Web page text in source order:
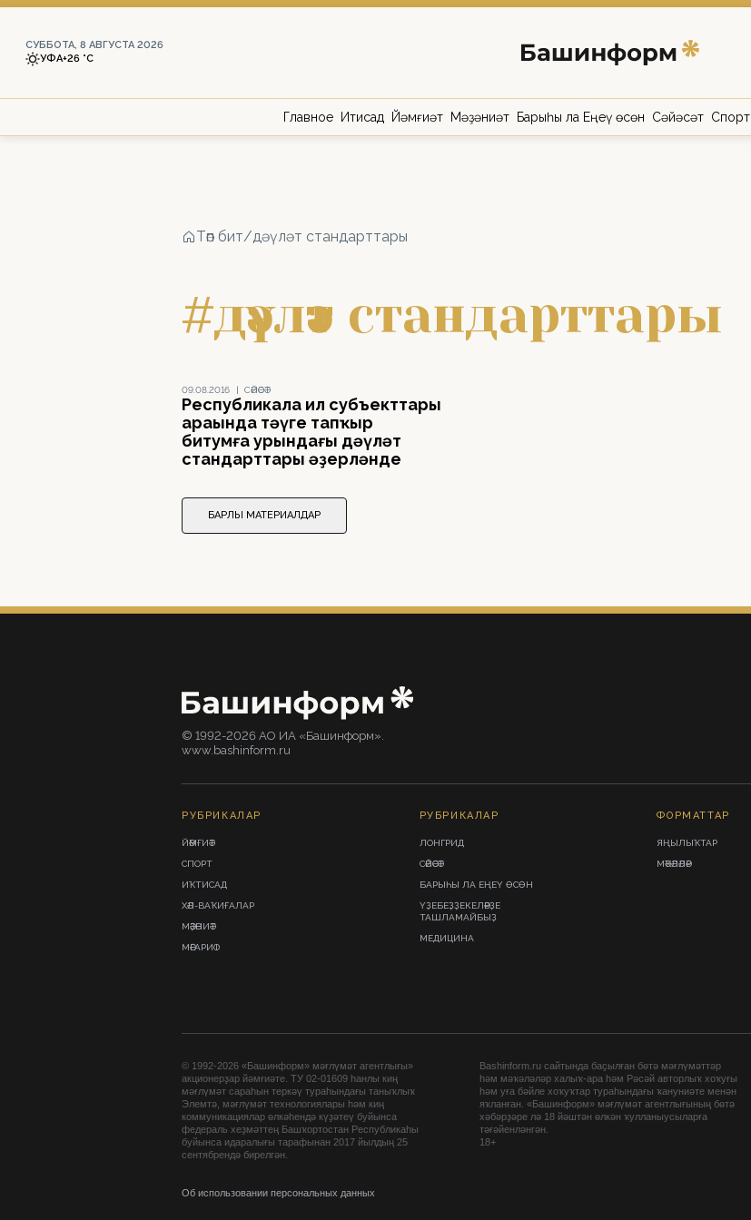
СУББОТА, 8 АВГУСТА 2026
УФА+26 °С
Главное Иҡтисад Йәмғиәт Мәҙәниәт Барыһы ла Еңеү өсөн Сәйәсәт Спорт
Төп бит/дәүләт стандарттары
#дәүләт стандарттары
09.08.2016 | СӘЙӘСӘТ
Республикала ил субъекттары
араһында тәүге тапҡыр
битумға урындағы дәүләт
стандарттары әҙерләнде
БАРЛЫҠ МАТЕРИАЛДАР
© 1992-2026 АО ИА «Башинформ».
www.bashinform.ru
РУБРИКАЛАР
ЙӘМҒИӘТ
СПОРТ
ИҠТИСАД
ХӘЛ-ВАҠИҒАЛАР
МӘҘӘНИӘТ
МӘҒАРИФ
РУБРИКАЛАР
ЛОНГРИД
СӘЙӘСӘТ
БАРЫҺЫ ЛА ЕҢЕҮ ӨСӨН
ҮҘЕБЕҘҘЕКЕЛӘРҘЕ
ТАШЛАМАЙБЫҘ
МЕДИЦИНА
ФОРМАТТАР
ЯҢЫЛЫҠТАР
МӘҠӘЛӘЛӘР
© 1992-2026 «Башинформ» мәғлүмәт агентлығы»
акционерҙар йәмғиәте. ТУ 02-01609 һанлы киң
мәғлүмәт сараһын теркәү тураһындағы таныҡлыҡ
Элемтә, мәғлүмәт технологиялары һәм киң
коммуникациялар өлкәһендә күҙәтеү буйынса
федераль хеҙмәттең Башҡортостан Республикаһы
буйынса идаралығы тарафынан 2017 йылдың 25
сентябрендә бирелгән.
Об использовании персональных данных
Bashinform.ru сайтында баҫылған бөтә мәғлүмәттәр
һәм мәҡәләләр халыҡ-ара һәм Рәсәй авторлыҡ хоҡуғы
һәм уға бәйле хоҡуҡтар тураһындағы ҡануниәте менән
яҡланған. «Башинформ» мәғлүмәт агентлығының бөтә
хәбәрҙәре лә 18 йәштән өлкән ҡулланыусыларға
тәғәйенләнгән.
18+